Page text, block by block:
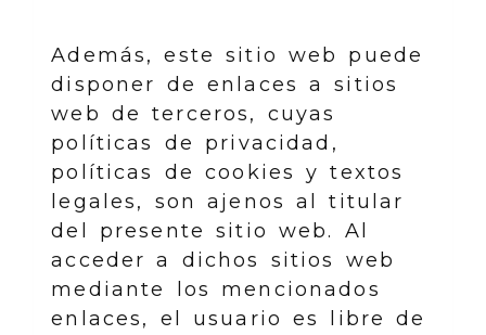
Además, este sitio web puede
disponer de enlaces a sitios
web de terceros, cuyas
políticas de privacidad,
políticas de cookies y textos
legales, son ajenos al titular
del presente sitio web. Al
acceder a dichos sitios web
mediante los mencionados
enlaces, el usuario es libre de